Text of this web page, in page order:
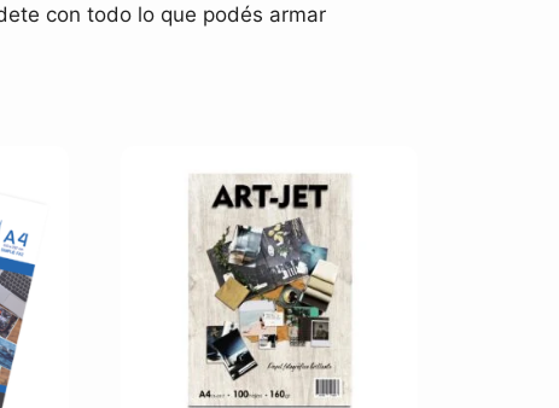
con todo lo que podés armar